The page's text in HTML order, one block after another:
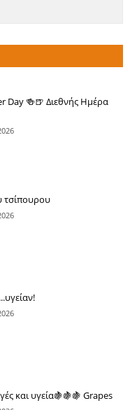
Day 🍻🍺 Διεθνής Ημέρα
τσίπουρου
και υγεία🍇🍇🍇 Grapes